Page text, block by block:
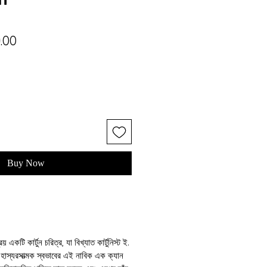
Buy Now
কার্টুন চরিত্র, যা বিখ্যাত কার্টুনিস্ট ই.
স্বভাবের এই নাবিক এক ক্যান